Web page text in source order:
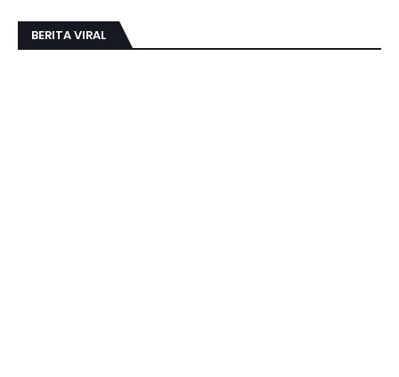
BERITA VIRAL